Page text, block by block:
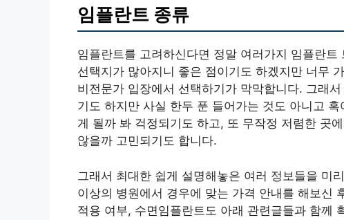
임플란트 종류
임플란트를 고려하신다면 정말 여러가지 임플란
선택지가 많아지니 좋은 점이기도 하겠지만 너무
비전문가 입장에서 선택하기가 막막합니다. 그래
기도 하지만 사실 한두 푼 들어가는 것도 아니고
게 될까 봐 걱정되기도 하고, 또 무작정 저렴한 곳
않을까 고민되기도 합니다.
그래서 최대한 쉽게 설명해놓은 여러 정보들을 미
이상의 병원에서 경우에 맞는 가격 안내를 해보신
적용 여부, 수면임플란트도 아래 관련글들과 함께